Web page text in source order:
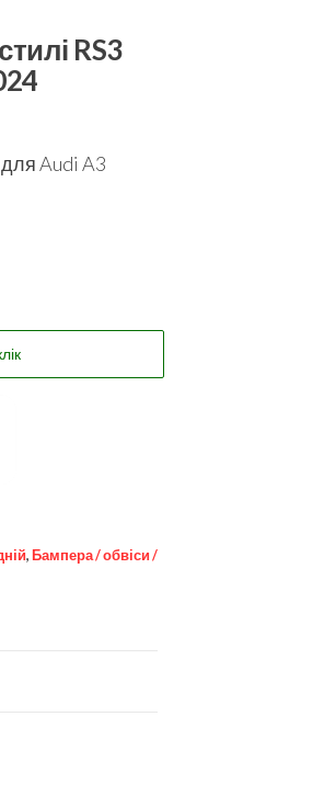
RS3
для Audi A3
, Бампера / обвіси /